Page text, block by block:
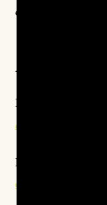
en France.
À LIRE :
Brun, Solène &
blanche
Depris, Estelle.
comment